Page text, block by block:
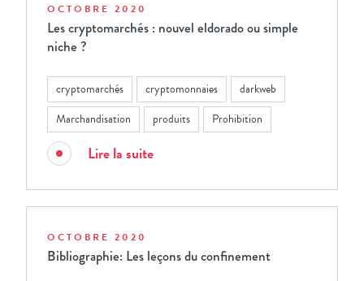
OCTOBRE 2020
Les cryptomarchés : nouvel eldorado ou simple
niche ?
cryptomarchés cryptomonnaies
darkweb
Marchandisation
produits Prohibition
Lire la suite
OCTOBRE 2020
Bibliographie: Les leçons du confinement